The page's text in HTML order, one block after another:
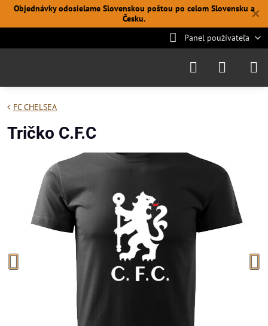
✕
Objednávky odosielame Slovenskou poštou po celom Slovensku a
Česku.
Panel používateľa
FC CHELSEA
Tričko C.F.C